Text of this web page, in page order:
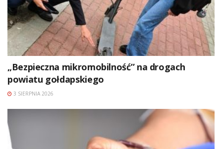
„Bezpieczna mikromobilność” na drogach
powiatu gołdapskiego
3 SIERPNIA 2026